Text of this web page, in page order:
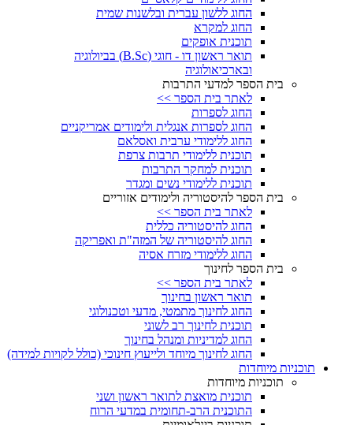
החוג ללשון עברית ובלשנות שמית
החוג למקרא
תוכנית אופקים
תואר ראשון דו - חוגי (B.Sc) בביולוגיה
ובארכיאולוגיה
בית הספר למדעי התרבות
לאתר בית הספר >>
החוג לספרות
החוג לספרות אנגלית ולימודים אמריקניים
החוג ללימודי ערבית ואסלאם
תוכנית ללימודי תרבות צרפת
תוכנית למחקר התרבות
תוכנית ללימודי נשים ומגדר
בית הספר להיסטוריה ולימודים אזוריים
לאתר בית הספר >>
החוג להיסטוריה כללית
החוג להיסטוריה של המזה"ת ואפריקה
החוג ללימודי מזרח אסיה
בית הספר לחינוך
לאתר בית הספר >>
תואר ראשון בחינוך
החוג לחינוך מתמטי, מדעי וטכנולוגי
תוכנית לחינוך רב לשוני
החוג למדיניות ומנהל בחינוך
החוג לחינוך מיוחד ולייעוץ חינוכי (כולל לקויות למידה)
תוכניות מיוחדות
תוכניות מיוחדות
תוכנית מואצת לתואר ראשון ושני
התוכנית הרב-תחומית במדעי הרוח